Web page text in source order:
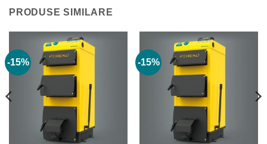
PRODUSE SIMILARE
-15% -15%